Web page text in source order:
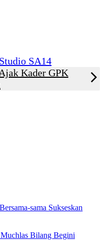
Studio SA14
Kader GPK
sama Sukseskan
Bilang Begini